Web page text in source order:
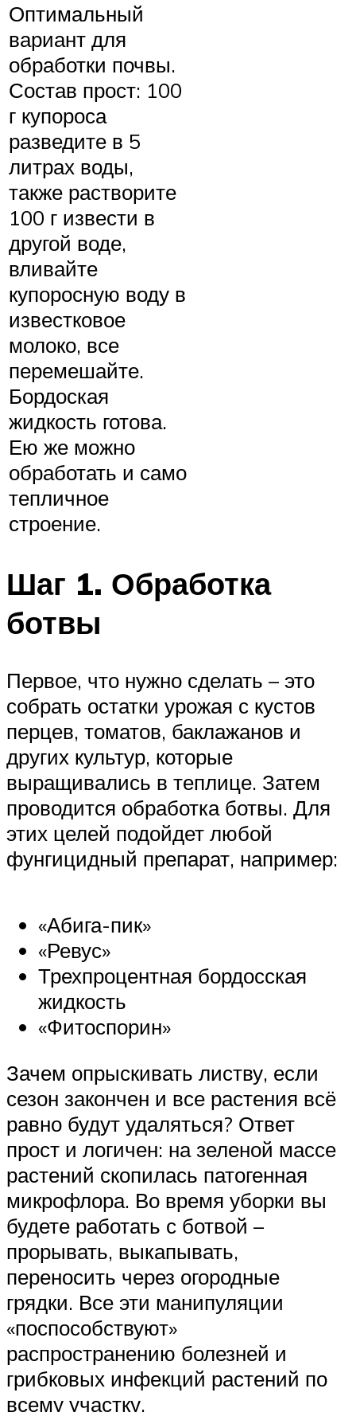
Оптимальный
вариант для
обработки почвы.
Состав прост: 100
г купороса
разведите в 5
литрах воды,
также растворите
100 г извести в
другой воде,
вливайте
купоросную воду в
известковое
молоко, все
перемешайте.
Бордоская
жидкость готова.
Ею же можно
обработать и само
тепличное
строение.
Шаг 1. Обработка
ботвы
Первое, что нужно сделать – это
собрать остатки урожая с кустов
перцев, томатов, баклажанов и
других культур, которые
выращивались в теплице. Затем
проводится обработка ботвы. Для
этих целей подойдет любой
фунгицидный препарат, например:
«Абига-пик»
«Ревус»
Трехпроцентная бордосская
жидкость
«Фитоспорин»
Зачем опрыскивать листву, если
сезон закончен и все растения всё
равно будут удаляться? Ответ
прост и логичен: на зеленой массе
растений скопилась патогенная
микрофлора. Во время уборки вы
будете работать с ботвой –
прорывать, выкапывать,
переносить через огородные
грядки. Все эти манипуляции
«поспособствуют»
распространению болезней и
грибковых инфекций растений по
всему участку.